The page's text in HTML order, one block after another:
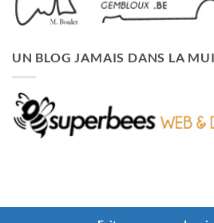
UN BLOG JAMAIS DANS LA